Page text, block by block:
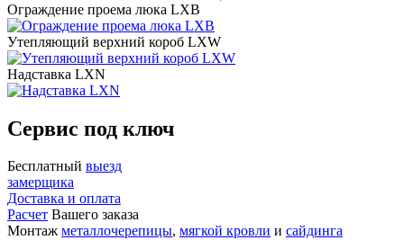
Ограждение проема люка LXB
Утепляющий верхний короб LXW
Надставка LXN
Сервис под ключ
Бесплатный выезд
замерщика
Доставка и оплата
Расчет Вашего заказа
Монтаж металлочерепицы, мягкой кровли и сайдинга